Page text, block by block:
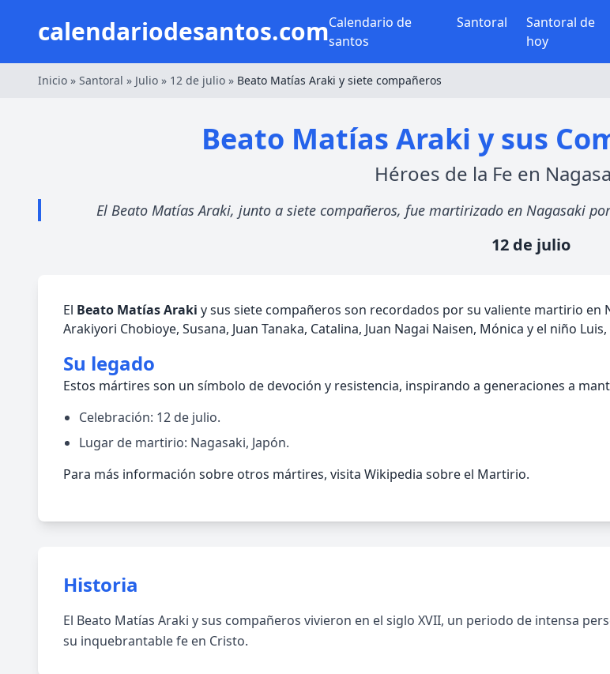
calendariodesantos.comCalendario de
santos
Santoral
Santoral de
hoy
Inicio » Santoral » Julio » 12 de julio » Beato Matías Araki y siete compañeros
Beato Matías Araki y sus
Héroes de la Fe en
El Beato Matías Araki, junto a siete compañeros, fue martirizado en Nagasaki
12 de julio
El Beato Matías Araki y sus siete compañeros son recordados por su valiente martirio en
Arakiyori Chobioye, Susana, Juan Tanaka, Catalina, Juan Nagai Naisen, Mónica y el niño
Su legado
Estos mártires son un símbolo de devoción y resistencia, inspirando a generaciones a
Celebración: 12 de julio.
Lugar de martirio: Nagasaki, Japón.
Para más información sobre otros mártires, visita Wikipedia sobre el Martirio.
Historia
El Beato Matías Araki y sus compañeros vivieron en el siglo XVII, un periodo de intensa
su inquebrantable fe en Cristo.